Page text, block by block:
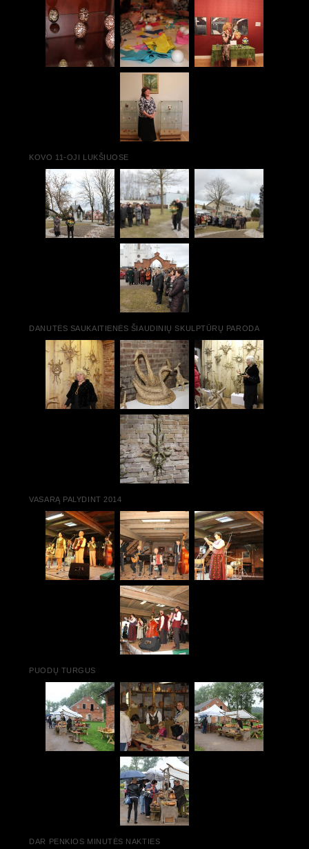
KOVO 11-OJI LUKŠIUOSE
DANUTĖS SAUKAITIENĖS ŠIAUDINIŲ SKULPTŪRŲ PARODA
VASARĄ PALYDINT 2014
PUODŲ TURGUS
DAR PENKIOS MINUTĖS NAKTIES